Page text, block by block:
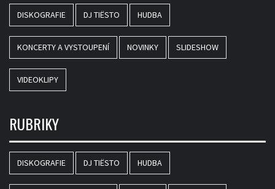
DISKOGRAFIE DJ TIËSTO HUDBA
KONCERTY A VYSTOUPENÍ NOVINKY SLIDESHOW
VIDEOKLIPY
RUBRIKY
DISKOGRAFIE DJ TIËSTO HUDBA